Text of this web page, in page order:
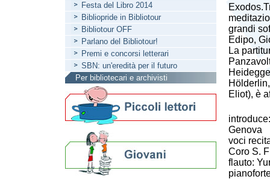
grandi
Edipo,
La
Eliot), è
Genova
voci
Coro S.
flauto:
Festa del Libro 2014
Bibliopride in Bibliotour
Bibliotour OFF
Parlano del Bibliotour!
Premi e concorsi letterari
SBN: un'eredità per il futuro
Per bibliotecari e archivisti